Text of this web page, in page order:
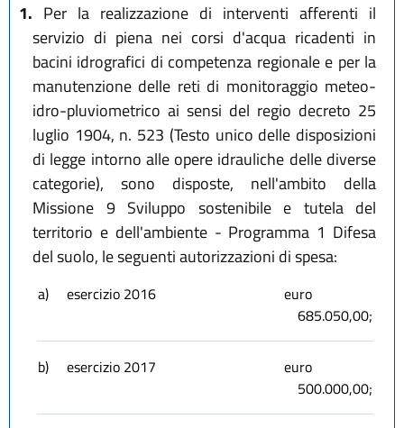
1. Per la realizzazione di interventi afferenti il
servizio di piena nei corsi d'acqua ricadenti in
bacini idrografici di competenza regionale e per la
manutenzione delle reti di monitoraggio meteo-
idro-pluviometrico ai sensi del regio decreto 25
luglio 1904, n. 523 (Testo unico delle disposizioni
di legge intorno alle opere idrauliche delle diverse
categorie), sono disposte, nell'ambito della
Missione 9 Sviluppo sostenibile e tutela del
territorio e dell'ambiente - Programma 1 Difesa
del suolo, le seguenti autorizzazioni di spesa:
a) esercizio 2016
euro
685.050,00;
b) esercizio 2017
euro
500.000,00;